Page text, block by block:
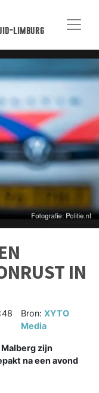
limburg
IN
Bron:XYTO
Media
zijn
na een avond